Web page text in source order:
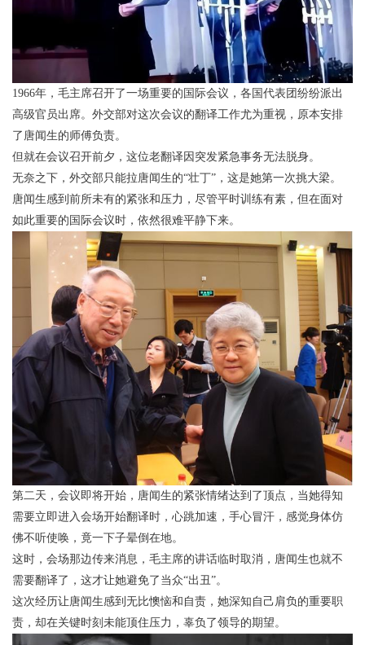
1966年，毛主席召开了一场重要的国际会议，各国代表团纷纷派出
高级官员出席。外交部对这次会议的翻译工作尤为重视，原本安排
了唐闻生的师傅负责。
但就在会议召开前夕，这位老翻译因突发紧急事务无法脱身。
无奈之下，外交部只能拉唐闻生的“壮丁”，这是她第一次挑大梁。
唐闻生感到前所未有的紧张和压力，尽管平时训练有素，但在面对
如此重要的国际会议时，依然很难平静下来。
第二天，会议即将开始，唐闻生的紧张情绪达到了顶点，当她得知
需要立即进入会场开始翻译时，心跳加速，手心冒汗，感觉身体仿
佛不听使唤，竟一下子晕倒在地。
这时，会场那边传来消息，毛主席的讲话临时取消，唐闻生也就不
需要翻译了，这才让她避免了当众“出丑”。
这次经历让唐闻生感到无比懊恼和自责，她深知自己肩负的重要职
责，却在关键时刻未能顶住压力，辜负了领导的期望。